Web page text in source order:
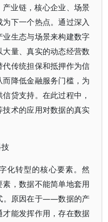
业链，核心企业、场景
下一个热点。通过深入
生态与场景来构建数字
量、真实的动态经营数
传统担保和抵押作为信
降低金融服务门槛，为
贷支持。在此过程中，
术的应用对数据的真实
化转型的核心要素。然
，数据不能简单地套用
。原因在于——数据的产
能发挥作用，存在数据